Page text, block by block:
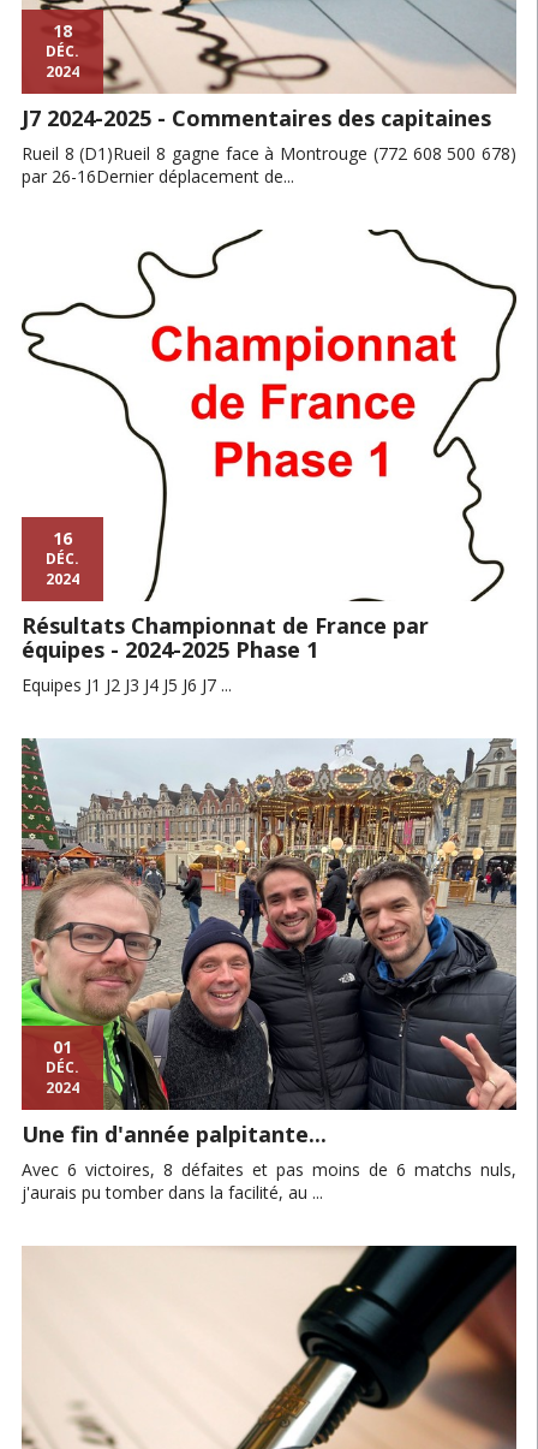
18
DÉC.
2024
J7 2024-2025 - Commentaires des capitaines
Rueil 8 (D1)Rueil 8 gagne face à Montrouge (772 608 500 678)
par 26-16Dernier déplacement de...
16
DÉC.
2024
Résultats Championnat de France par
équipes - 2024-2025 Phase 1
Equipes J1 J2 J3 J4 J5 J6 J7 ...
01
DÉC.
2024
Une fin d'année palpitante...
Avec 6 victoires, 8 défaites et pas moins de 6 matchs nuls,
j'aurais pu tomber dans la facilité, au ...